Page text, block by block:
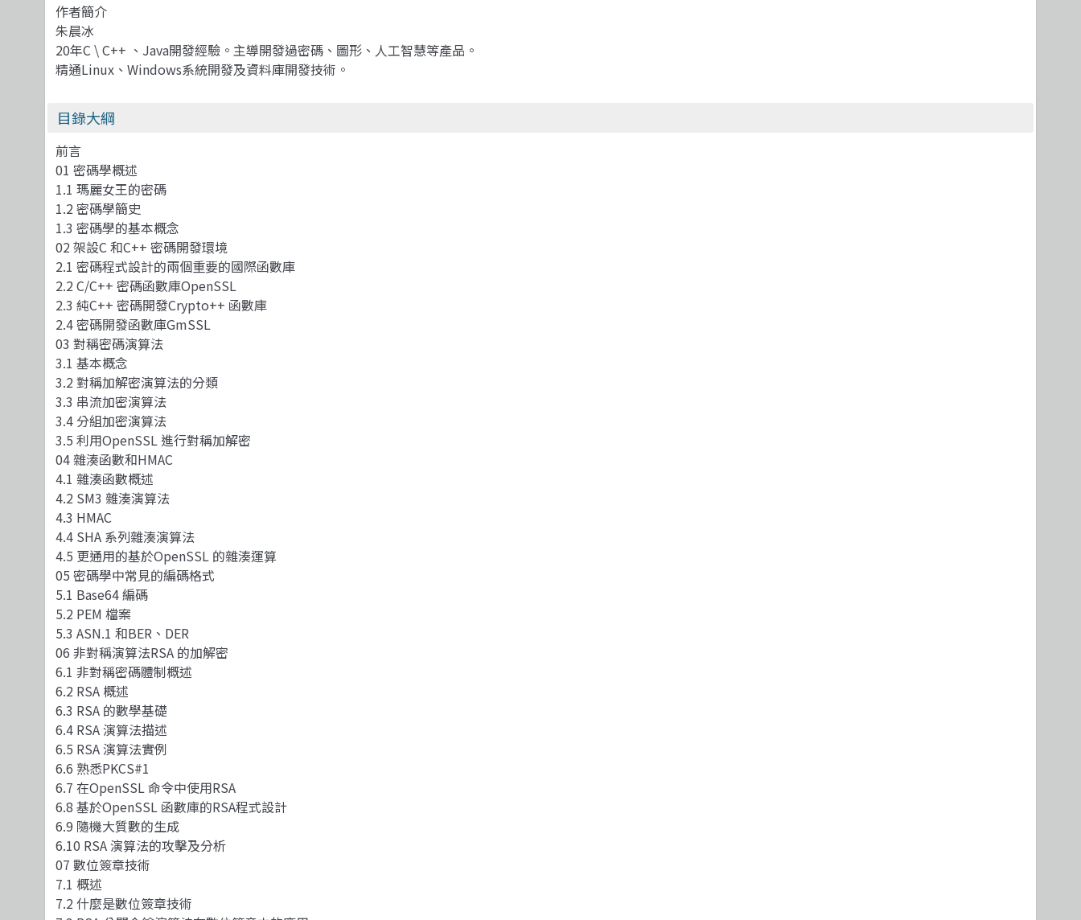
作者簡介
朱晨冰
20年C \ C++ 、Java開發經驗。主導開發過密碼、圖形、人工智慧等產品。
精通Linux、Windows系統開發及資料庫開發技術。
目錄大綱
前言
01 密碼學概述
1.1 瑪麗女王的密碼
1.2 密碼學簡史
1.3 密碼學的基本概念
02 架設C 和C++ 密碼開發環境
2.1 密碼程式設計的兩個重要的國際函數庫
2.2 C/C++ 密碼函數庫OpenSSL
2.3 純C++ 密碼開發Crypto++ 函數庫
2.4 密碼開發函數庫GmSSL
03 對稱密碼演算法
3.1 基本概念
3.2 對稱加解密演算法的分類
3.3 串流加密演算法
3.4 分組加密演算法
3.5 利用OpenSSL 進行對稱加解密
04 雜湊函數和HMAC
4.1 雜湊函數概述
4.2 SM3 雜湊演算法
4.3 HMAC
4.4 SHA 系列雜湊演算法
4.5 更通用的基於OpenSSL 的雜湊運算
05 密碼學中常見的編碼格式
5.1 Base64 編碼
5.2 PEM 檔案
5.3 ASN.1 和BER、DER
06 非對稱演算法RSA 的加解密
6.1 非對稱密碼體制概述
6.2 RSA 概述
6.3 RSA 的數學基礎
6.4 RSA 演算法描述
6.5 RSA 演算法實例
6.6 熟悉PKCS#1
6.7 在OpenSSL 命令中使用RSA
6.8 基於OpenSSL 函數庫的RSA程式設計
6.9 隨機大質數的生成
6.10 RSA 演算法的攻擊及分析
07 數位簽章技術
7.1 概述
7.2 什麼是數位簽章技術